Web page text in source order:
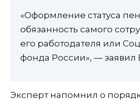
«Оформление статуса
обязанность самого
его работодателя или
фонда России», — заявил
Эксперт напомнил о